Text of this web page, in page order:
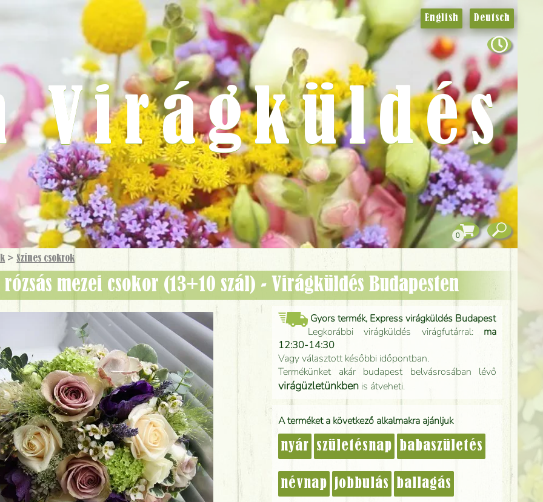
>Színes csokrok
rózsás mezei csokor (13+10 szál) - Virágküldés Budapesten
Gyors termék, Express virágküldés Budapest
Legkorábbi virágküldés virágfutárral: ma
12:30-14:30
Vagy választott későbbi időpontban.
Termékünket akár budapest belvásrosában lévő
virágüzletünkben is átveheti.
A terméket a következő alkalmakra ajánljuk
nyár születésnap babaszületés
névnap jobbulás ballagás
English Deutsch
Virágküldés
0